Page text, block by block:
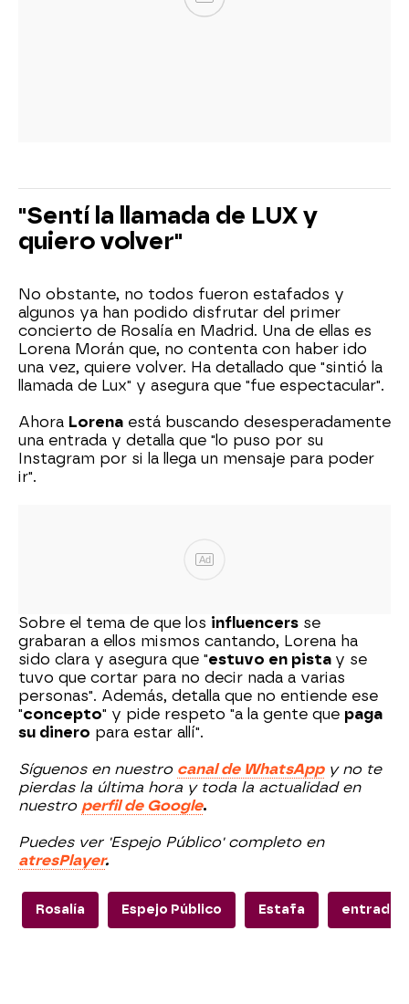
"Sentí la llamada de LUX y
quiero volver"
No obstante, no todos fueron estafados y
algunos ya han podido disfrutar del primer
concierto de Rosalía en Madrid. Una de ellas es
Lorena Morán que, no contenta con haber ido
una vez, quiere volver. Ha detallado que "sintió la
llamada de Lux" y asegura que "fue espectacular".
Ahora Lorena está buscando desesperadamente
una entrada y detalla que "lo puso por su
Instagram por si la llega un mensaje para poder
ir".
Ad
Sobre el tema de que los influencers se
grabaran a ellos mismos cantando, Lorena ha
sido clara y asegura que "estuvo en pista y se
tuvo que cortar para no decir nada a varias
personas". Además, detalla que no entiende ese
"concepto" y pide respeto "a la gente que paga
su dinero para estar allí".
Síguenos en nuestro canal de WhatsAppy no te
pierdas la última hora y toda la actualidad en
nuestro perfil de Google.
Puedes ver 'Espejo Público' completo en
atresPlayer.
Rosalía Espejo Público Estafa entradas